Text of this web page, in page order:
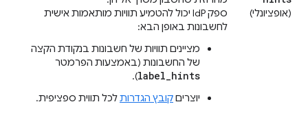
(אופציונלי)
ספק IdP יכול להטמיע תוויות מותאמות אישית
לחשבונות באופן הבא:
מציינים תוויות של חשבונות בנקודת הקצה
של החשבונות (באמצעות הפרמטר
label_hints
).
יוצריםקובץ הגדרותלכל תווית ספציפית.